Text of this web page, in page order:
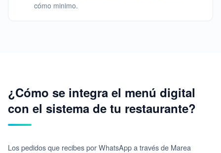
cómo minimo.
¿Cómo se integra el menú digital
con el sistema de tu restaurante?
Los pedidos que recibes por WhatsApp a través de Marea